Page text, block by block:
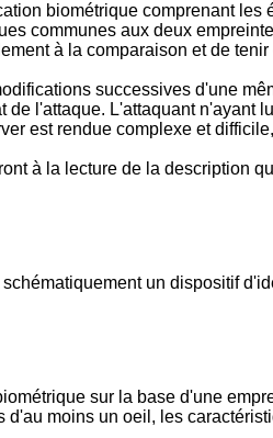
biométrique comprenant
communes aux deux
à la comparaison et de
successives d'une
l'attaque. L'attaquant
est rendue complexe et
à la lecture de la description
un dispositif
sur la base d'une
moins un oeil, les